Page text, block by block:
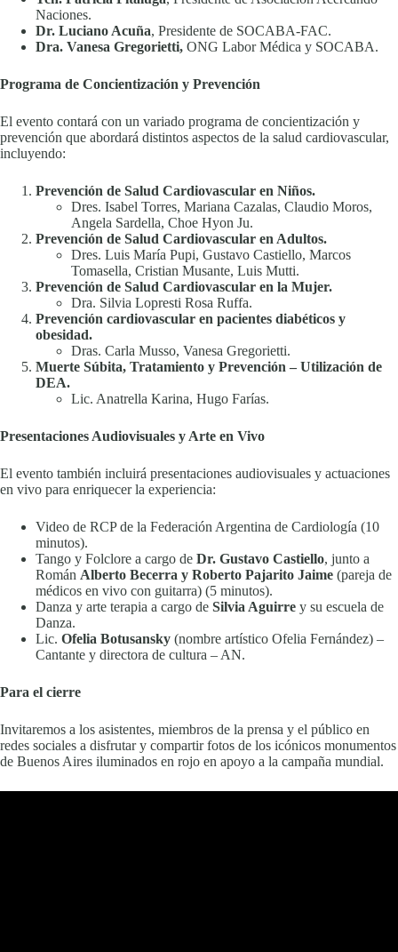
Naciones.
Dr. Luciano Acuña, Presidente de SOCABA-FAC.
Dra. Vanesa Gregorietti, ONG Labor Médica y SOCABA.
Programa de Concientización y Prevención
El evento contará con un variado programa de concientización y
prevención que abordará distintos aspectos de la salud cardiovascular,
incluyendo:
Prevención de Salud Cardiovascular en Niños.
Dres. Isabel Torres, Mariana Cazalas, Claudio Moros,
Angela Sardella, Choe Hyon Ju.
Prevención de Salud Cardiovascular en Adultos.
Dres. Luis María Pupi, Gustavo Castiello, Marcos
Tomasella, Cristian Musante, Luis Mutti.
Prevención de Salud Cardiovascular en la Mujer.
Dra. Silvia Lopresti Rosa Ruffa.
Prevención cardiovascular en pacientes diabéticos y
obesidad.
Dras. Carla Musso, Vanesa Gregorietti.
Muerte Súbita, Tratamiento y Prevención – Utilización de
DEA.
Lic. Anatrella Karina, Hugo Farías.
Presentaciones Audiovisuales y Arte en Vivo
El evento también incluirá presentaciones audiovisuales y actuaciones
en vivo para enriquecer la experiencia:
Video de RCP de la Federación Argentina de Cardiología (10
minutos).
Tango y Folclore a cargo de Dr. Gustavo Castiello, junto a
Román Alberto Becerra y Roberto Pajarito Jaime (pareja de
médicos en vivo con guitarra) (5 minutos).
Danza y arte terapia a cargo de Silvia Aguirre y su escuela de
Danza.
Lic. Ofelia Botusansky (nombre artístico Ofelia Fernández) –
Cantante y directora de cultura – AN.
Para el cierre
Invitaremos a los asistentes, miembros de la prensa y el público en
redes sociales a disfrutar y compartir fotos de los icónicos monumentos
de Buenos Aires iluminados en rojo en apoyo a la campaña mundial.